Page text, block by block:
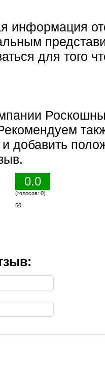
информация
для того
добавить
0.0
(голосов: 0)
50